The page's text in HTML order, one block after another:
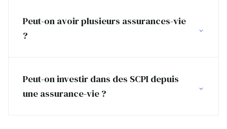
Peut-on avoir plusieurs assurances-vie
?
Peut-on investir dans des SCPI depuis
une assurance-vie ?